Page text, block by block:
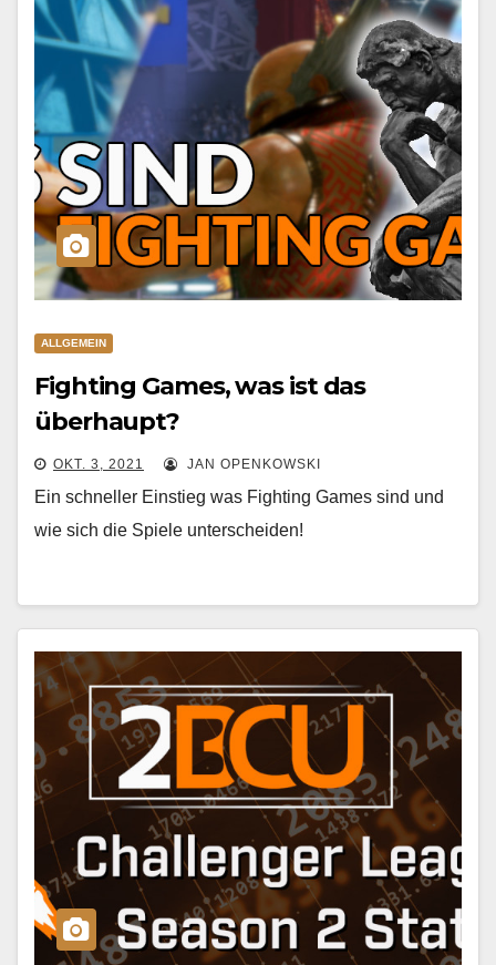
ALLGEMEIN
Fighting Games, was ist das
überhaupt?
OKT. 3, 2021 JAN OPENKOWSKI
Ein schneller Einstieg was Fighting Games sind und
wie sich die Spiele unterscheiden!